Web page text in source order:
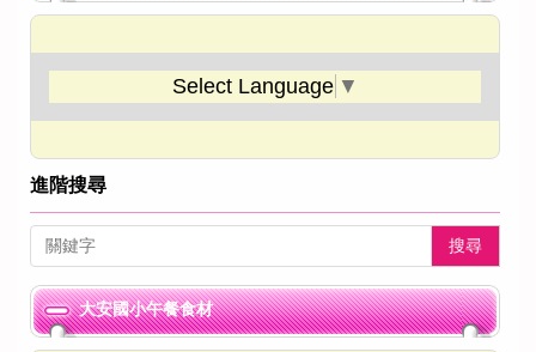
Select Language ▼
進階搜尋
搜尋
大安國小午餐食材